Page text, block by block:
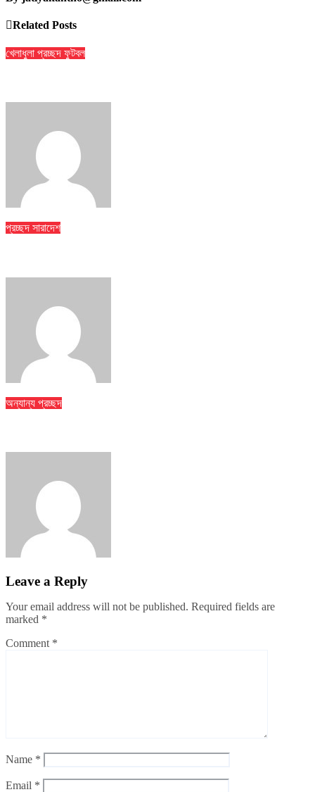
Related Posts
খেলাধুলা প্রচ্ছদ ফুটবল
প্রচ্ছদ সারাদেশ
অন্যান্য প্রচ্ছদ
Leave a Reply
Your email address will not be published. Required fields are
marked *
Comment *
Name *
Email *